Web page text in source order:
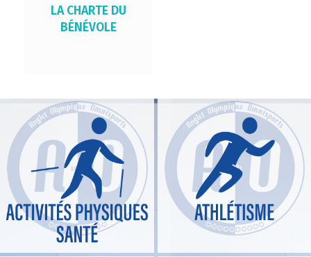
LA CHARTE DU
BÉNÉVOLE